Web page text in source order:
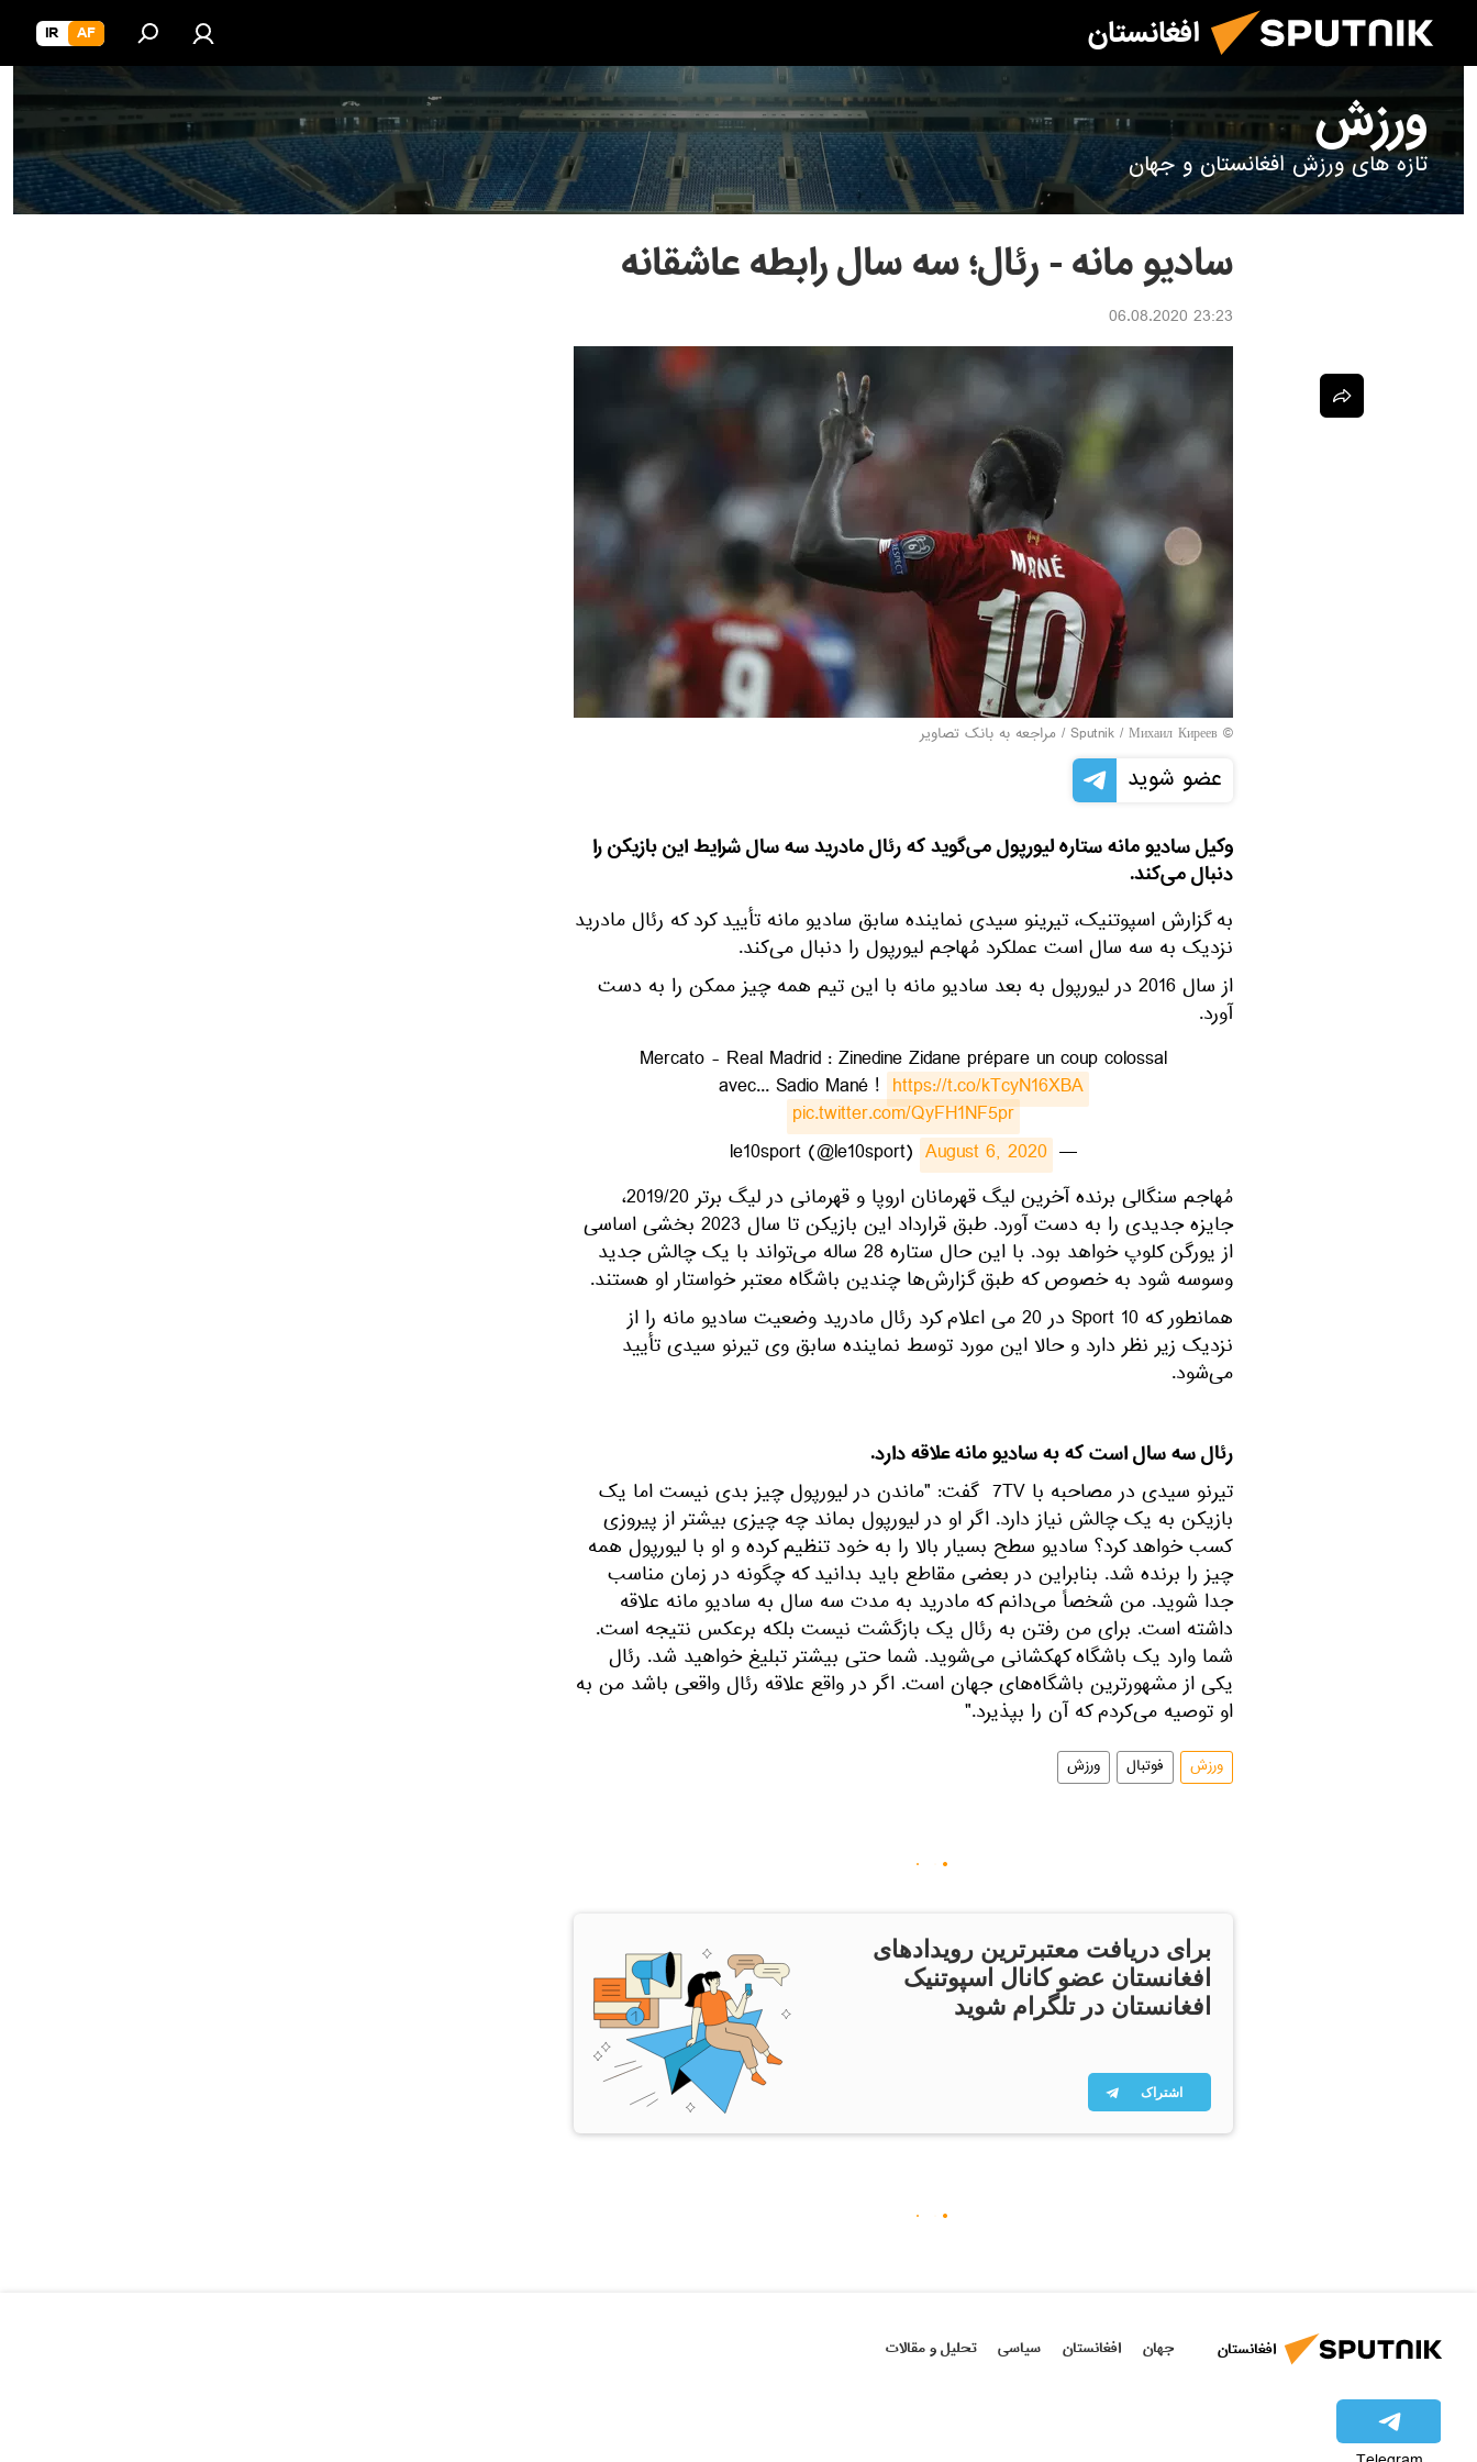
افغانستان AF
IR
ورزش
تازه های ورزش افغانستان و جهان
سادیو مانه - رئال؛ سه سال رابطه عاشقانه
23:23 06.08.2020
© Sputnik / Михаил Киреев
/ مراجعه به بانک تصاویر
عضو شوید
وکیل سادیو مانه ستاره لیورپول می‌گوید که رئال مادرید سه سال شرایط این بازیکن را
دنبال می‌کند.
به گزارش اسپوتنیک، تیرینو سیدی نماینده سابق سادیو مانه تأیید کرد که رئال مادرید
نزدیک به سه سال است عملکرد مُهاجم لیورپول را دنبال می‌کند.
از سال 2016 در لیورپول به بعد سادیو مانه با این تیم همه چیز ممکن را به دست
آورد.
Mercato - Real Madrid : Zinedine Zidane prépare un coup colossal
avec... Sadio Mané ! https://t.co/kTcyN16XBA
pic.twitter.com/QyFH1NF5pr
— le10sport (@le10sport)
August 6, 2020
مُهاجم سنگالی برنده آخرین لیگ قهرمانان اروپا و قهرمانی در لیگ برتر 2019/20،
جایزه جدیدی را به دست آورد. طبق قرارداد این بازیکن تا سال 2023 بخشی اساسی
از یورگن كلوپ خواهد بود. با این حال ستاره 28 ساله می‌تواند با یک چالش جدید
وسوسه شود به خصوص که طبق گزارش‌ها چندین باشگاه معتبر خواستار او هستند.
همانطور که 10 Sport در 20 می اعلام کرد رئال مادرید وضعیت سادیو مانه را از
نزدیک زیر نظر دارد و حالا این مورد توسط نماینده سابق وی تیرنو سیدی تأیید
می‌شود.
رئال سه سال است که به سادیو مانه علاقه دارد.
تیرنو سیدی در مصاحبه با 7TV گفت: "ماندن در لیورپول چیز بدی نیست اما یک
بازیکن به یک چالش نیاز دارد. اگر او در لیورپول بماند چه چیزی بیشتر از پیروزی
کسب خواهد کرد؟ سادیو سطح بسیار بالا را به خود تنظیم کرده و او با لیورپول همه
چیز را برنده شد. بنابراین در بعضی مقاطع باید بدانید که چگونه در زمان مناسب
جدا شوید. من شخصاً می‌دانم که مادرید به مدت سه سال به سادیو مانه علاقه
داشته است. برای من رفتن به رئال یک بازگشت نیست بلکه برعکس نتیجه است.
شما وارد یک باشگاه کهکشانی می‌شوید. شما حتی بیشتر تبلیغ خواهید شد. رئال
یکی از مشهورترین باشگاه‌های جهان است. اگر در واقع علاقه رئال واقعی باشد من به
او توصیه می‌کردم که آن را بپذیرد."
ورزش فوتبال ورزش
برای دریافت معتبرترین رویدادهای
افغانستان عضو کانال اسپوتنیک
افغانستان در تلگرام شوید
اشتراک
افغانستان جهان افغانستان سیاسی تحلیل و مقالات